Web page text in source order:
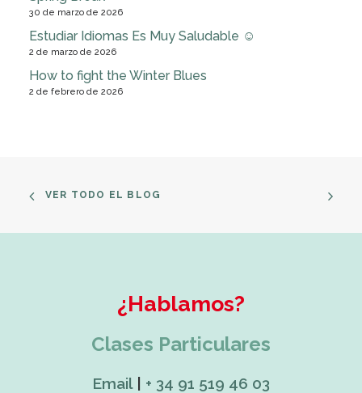
30 de marzo de 2026
Estudiar Idiomas Es Muy Saludable ☺
2 de marzo de 2026
How to fight the Winter Blues
2 de febrero de 2026
VER TODO EL BLOG
¿Hablamos?
Clases Particulares
Email| + 34 91 519 46 03